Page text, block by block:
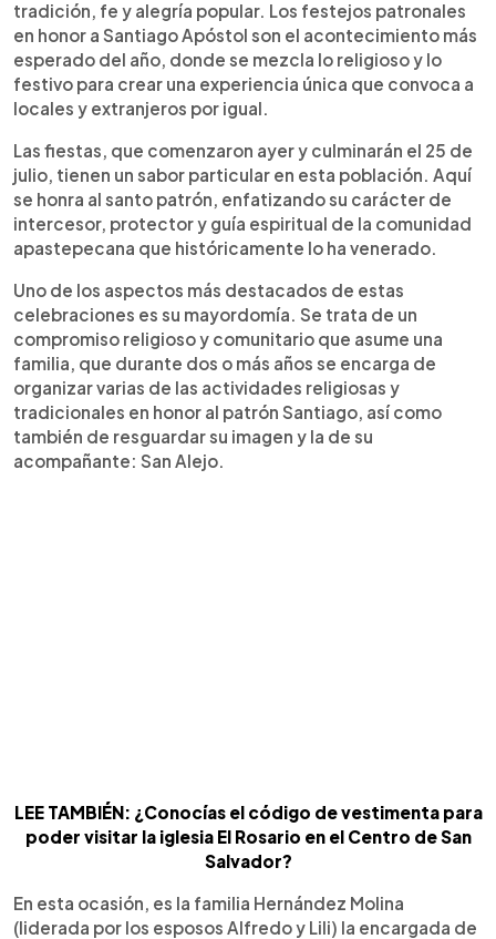
tradición, fe y alegría popular. Los festejos patronales
en honor a Santiago Apóstol son el acontecimiento más
esperado del año, donde se mezcla lo religioso y lo
festivo para crear una experiencia única que convoca a
locales y extranjeros por igual.
Las fiestas, que comenzaron ayer y culminarán el 25 de
julio, tienen un sabor particular en esta población. Aquí
se honra al santo patrón, enfatizando su carácter de
intercesor, protector y guía espiritual de la comunidad
apastepecana que históricamente lo ha venerado.
Uno de los aspectos más destacados de estas
celebraciones es su mayordomía. Se trata de un
compromiso religioso y comunitario que asume una
familia, que durante dos o más años se encarga de
organizar varias de las actividades religiosas y
tradicionales en honor al patrón Santiago, así como
también de resguardar su imagen y la de su
acompañante: San Alejo.
LEE TAMBIÉN: ¿Conocías el código de vestimenta para
poder visitar la iglesia El Rosario en el Centro de San
Salvador?
En esta ocasión, es la familia Hernández Molina
(liderada por los esposos Alfredo y Lili) la encargada de